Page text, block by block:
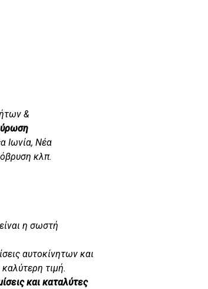
&
Ιωνία, Νέα
κλπ.
η σωστή
αυτοκίνητων και
τιμή.
και καταλύτες